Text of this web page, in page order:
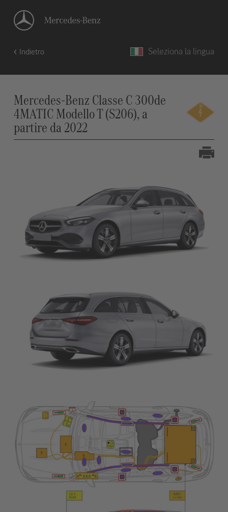
Indietro Seleziona la lingua
Mercedes-Benz Classe C 300de
4MATIC Modello T (S206), a
partire da 2022